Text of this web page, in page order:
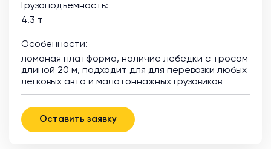
Грузоподъемность:
4.3 т
Особенности:
ломаная платформа, наличие лебедки с тросом
длиной 20 м, подходит для для перевозки любых
легковых авто и малотоннажных грузовиков
Оставить заявку